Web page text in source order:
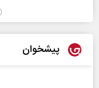
پیشخوان